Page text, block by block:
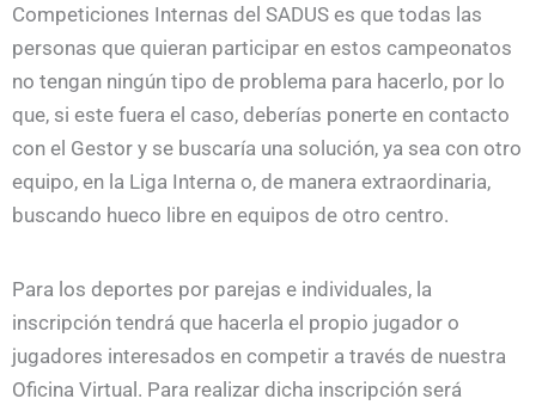
Competiciones Internas del SADUS es que todas las
personas que quieran participar en estos campeonatos
no tengan ningún tipo de problema para hacerlo, por lo
que, si este fuera el caso, deberías ponerte en contacto
con el Gestor y se buscaría una solución, ya sea con otro
equipo, en la Liga Interna o, de manera extraordinaria,
buscando hueco libre en equipos de otro centro.
Para los deportes por parejas e individuales, la
inscripción tendrá que hacerla el propio jugador o
jugadores interesados en competir a través de nuestra
Oficina Virtual. Para realizar dicha inscripción será